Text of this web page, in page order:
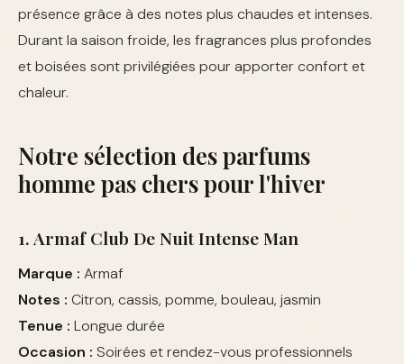
présence grâce à des notes plus chaudes et intenses.
Durant la saison froide, les fragrances plus profondes
et boisées sont privilégiées pour apporter confort et
chaleur.
Notre sélection des parfums
homme pas chers pour l'hiver
1. Armaf Club De Nuit Intense Man
Marque : Armaf
Notes : Citron, cassis, pomme, bouleau, jasmin
Tenue : Longue durée
Occasion : Soirées et rendez-vous professionnels